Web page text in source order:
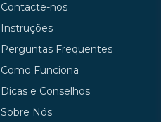
Contacte-nos
Instruções
Perguntas Frequentes
Como Funciona
Dicas e Conselhos
Sobre Nós